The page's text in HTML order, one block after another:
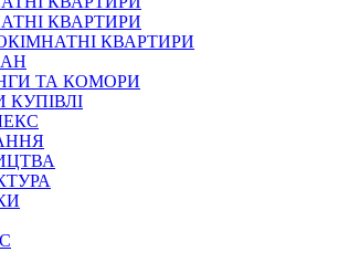
КВАРТИРИ
КВАРТИРИ
ТА КОМОРИ